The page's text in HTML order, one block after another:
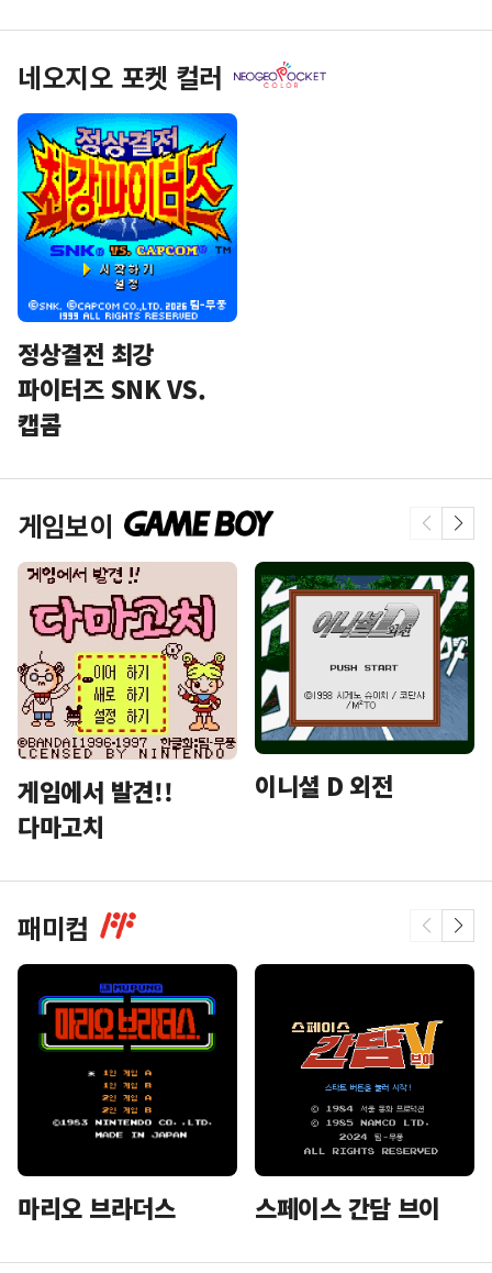
네오지오 포켓 컬러
정상결전 최강
파이터즈 SNK VS.
캡콤
게임보이
게임에서 발견!!
다마고치
이니셜 D 외전
패미컴
마리오 브라더스 스페이스 간담 브이